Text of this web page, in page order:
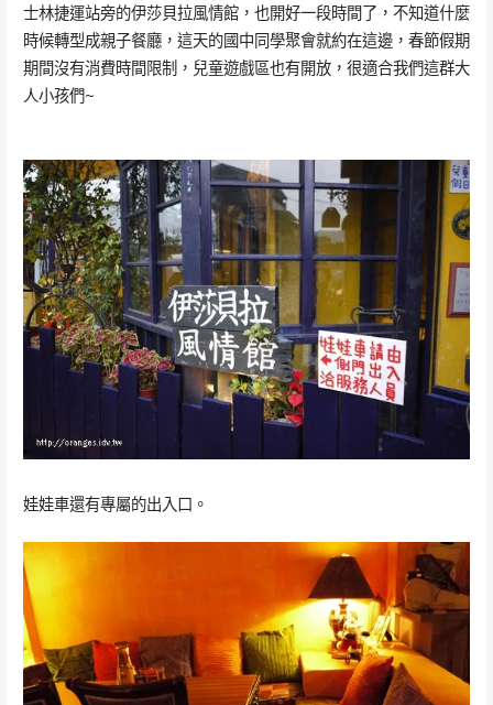
士林捷運站旁的伊莎貝拉風情館，也開好一段時間了，不知道什麼
時候轉型成親子餐廳，這天的國中同學聚會就約在這邊，春節假期
期間沒有消費時間限制，兒童遊戲區也有開放，很適合我們這群大
人小孩們~
娃娃車還有專屬的出入口。